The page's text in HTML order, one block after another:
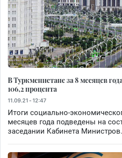
В Туркменистане за 8 месяцев
106,2 процента
11.09.21 - 12:47
Итоги социально-
месяцев года подведены на
заседании Кабинета Министров.